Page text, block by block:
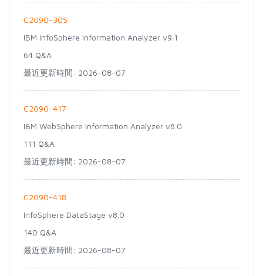
C2090-305
IBM InfoSphere Information Analyzer v9.1
64 Q&A
最近更新時間: 2026-08-07
C2090-417
IBM WebSphere Information Analyzer v8.0
111 Q&A
最近更新時間: 2026-08-07
C2090-418
InfoSphere DataStage v8.0
140 Q&A
最近更新時間: 2026-08-07